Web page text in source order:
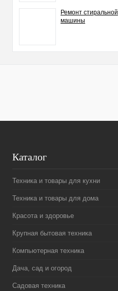
Ремонт стиральной
машины
Каталог
Техника и товары для кухни
Техника и товары для дома
Красота и здоровье
Крупная бытовая техника
Компьютерная техника
Дача, сад и огород
Садовая техника